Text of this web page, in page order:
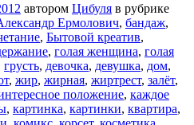
автором Цибуля в рубрике
Ермолович, бандаж,
, Бытовой креатив,
, голая женщина, голая
грусть, девочка, девушка, дом,
, жир, жирная, жиртрест, залёт,
положение, каждое
, картинка, картинки, квартира,